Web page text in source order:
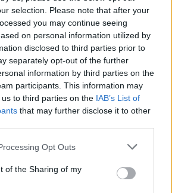
selection. Please note that after your
you may continue seeing
on personal information utilized by
disclosed to third parties prior to
separately opt-out of the further
information by third parties on the
participants. This information may
to third parties on the IAB’s List of
that may further disclose it to other
Opt Outs
of the Sharing of my
o której europejskiej